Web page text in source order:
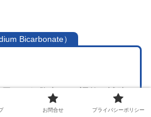
Bicarbonate）
し、細胞内pHの調整を補助
けるプロトン及びLa-の流出入
お問合せ プライバシーポリシー